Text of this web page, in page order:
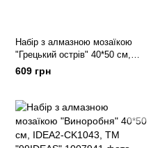
Набір з алмазною мозаїкою
"Грецький острів" 40*50 см,
IDEA2-CK501, ТМ "99IDEAS"
609 грн